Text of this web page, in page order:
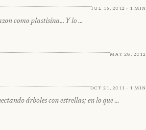
Jul 16, 2012 · 1 min
como plastisina… Y lo …
May 28, 2012
Oct 21, 2011 · 1 min
árboles con estrellas; en lo que …